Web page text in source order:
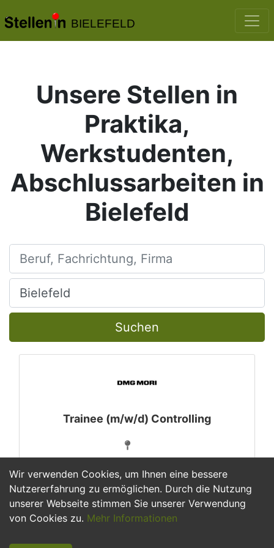
BIELEFELD
Wir verwenden Cookies, um Ihnen eine bessere
Nutzererfahrung zu ermöglichen. Durch die Nutzung
unserer Webseite stimmen Sie unserer Verwendung
von Cookies zu. Mehr Informationen
Unsere Stellen in
Praktika,
Werkstudenten,
Abschlussarbeiten in
Bielefeld
Beruf, Fachrichtung, Firma
Ort, Stadt
Suchen
Trainee (m/w/d) Controlling
1